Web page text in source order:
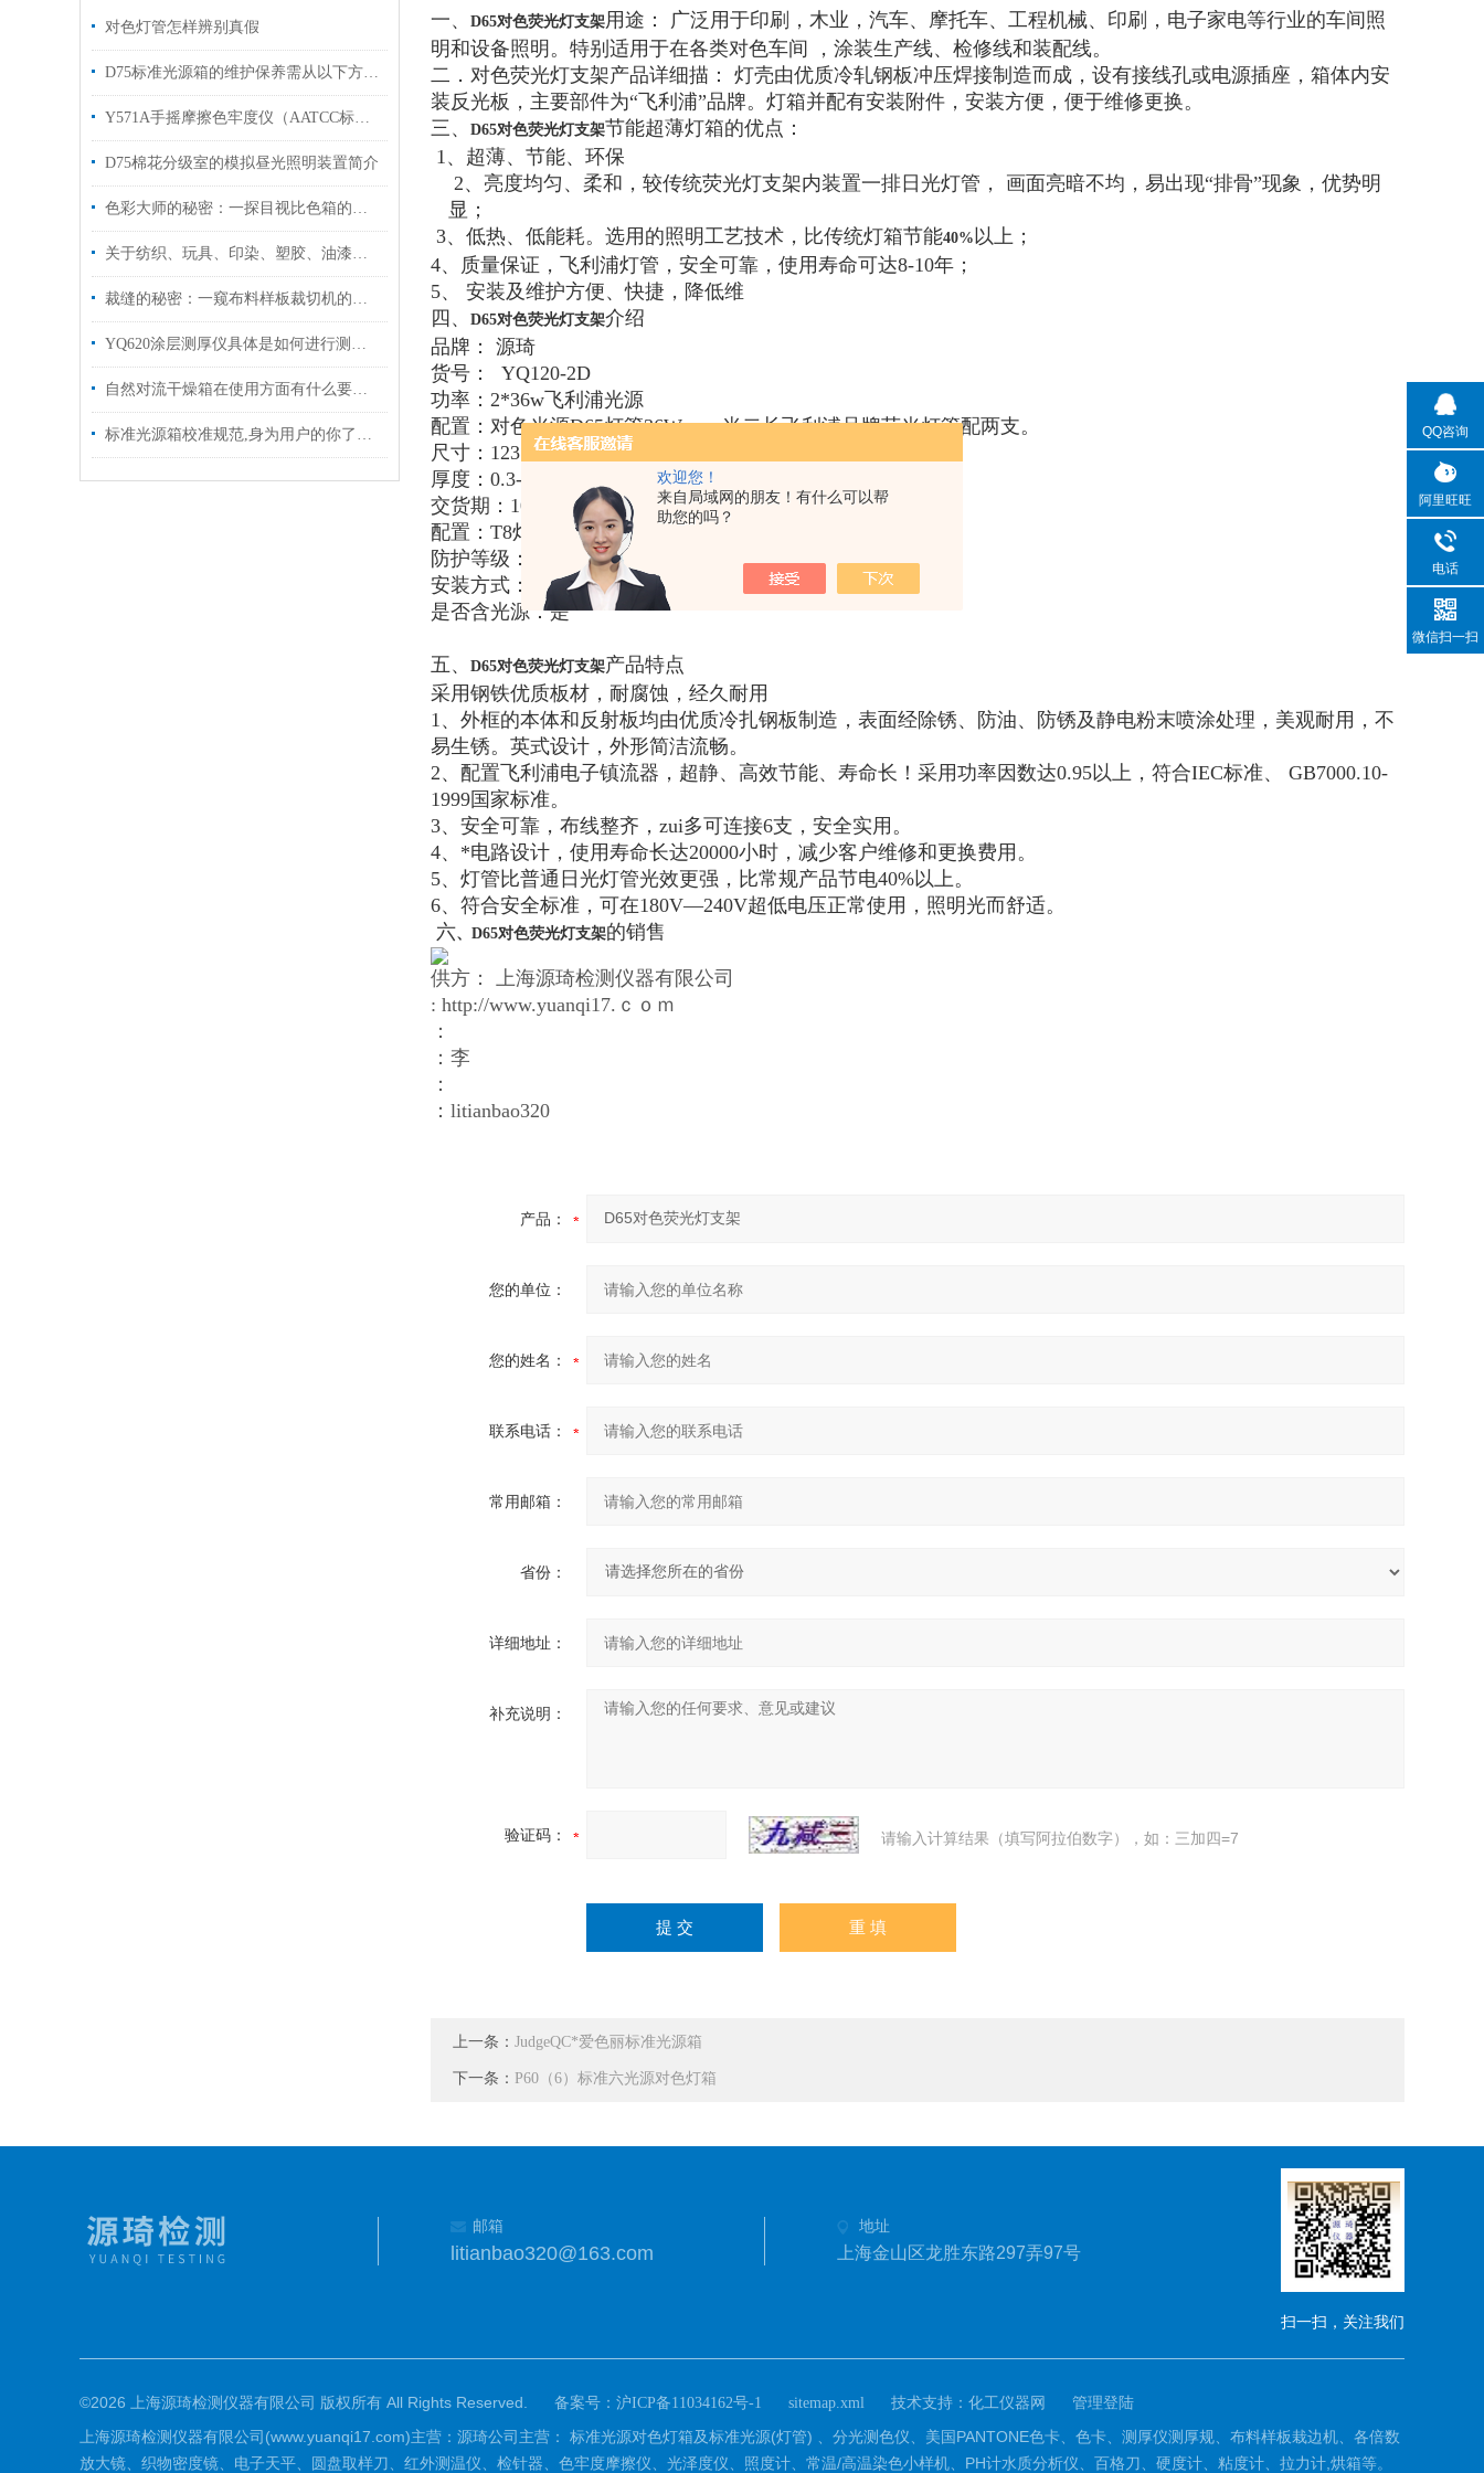
欢迎您！
来自局域网的朋友！有什么可以帮
助您的吗？
对色灯管怎样辨别真假
D75标准光源箱的维护保养需从以下方面入手
Y571A手摇摩擦色牢度仪（AATCC标准）
D75棉花分级室的模拟昼光照明装置简介
色彩大师的秘密：一探目视比色箱的核心功能！
关于纺织、玩具、印染、塑胶、油漆、油墨、印刷、颜料、化工、陶瓷、鞋业、皮革、五金、食品等多行业的颜色检测领域比对货品的颜色偏差请使用标准光源对色灯箱，比色箱，验色灯箱对色光源箱。
裁缝的秘密：一窥布料样板裁切机的精密部件！
YQ620涂层测厚仪具体是如何进行测定的呢？
自然对流干燥箱在使用方面有什么要领呢？
标准光源箱校准规范,身为用户的你了解吗
一、 D65对色荧光灯支架用途：
广泛用于印刷，木业，汽车、摩托车、工程机械、印刷，电子家电等行业的车间照
明和设备照明。特别适用于在各类对色车间
，涂装生产线、检修线和装配线。
二．对色荧光灯支架产品详细描：
灯壳由优质冷轧钢板冲压焊接制造而成，设有接线孔或电源插座，箱体内安
装反光板，主要部件为“ 飞利浦”品牌。灯箱并配有安装附件，安装方便，便于维修更换。
三、
D65对色荧光灯支架节能超薄灯箱的优点：
1、超薄、节能、环保
2、亮度均匀、柔和，较传统荧光灯支架内装置一排日光灯管， 画面亮暗不均，易出现“排骨”现象，优势明
显；
3、低热、低能耗。选用的照明工艺技术，比传统灯箱节能40% 以上；
4、质量保证，飞利浦灯管，安全可靠，使用寿命可达8-10年；
5、
安装及维护方便、快捷，降低维
四、
D65对色荧光灯支架介绍
品牌：
源琦
货号：
YQ120-2D
功率： 2*36w 飞利浦光源
配置：对色光源D65灯管36W，一米二长飞利浦品牌荧光灯管配两支。
尺寸： 123*15*7cm
厚度： 0.3-0.5mm
交货期： 1000 套以内3 天
配置： T8灯座
安装飞利浦电子镇流器
防护等级：
安装方式：吸顶，吊链
是否含光源：是
五、 D65对色荧光灯支架产品特点
采用钢铁优质板材，耐腐蚀，经久耐用
1、外框的本体和反射板均由优质冷扎钢板制造，表面经除锈、防油、防锈及静电粉末喷涂处理，美观耐用，不
易生锈。英式设计，外形简洁流畅。
2、配置飞利浦电子镇流器，超静、高效节能、寿命长！采用功率因数达0.95以上，符合IEC标准、
GB7000.10-
1999国家标准。
3、安全可靠，布线整齐，zui多可连接6支，安全实用。
4、*电路设计，使用寿命长达20000小时，减少客户维修和更换费用。
5、灯管比普通日光灯管光效更强，比常规产品节电40%以上。
6、符合安全标准，可在180V—240V超低电压正常使用，照明光而舒适。
六、 D65对色荧光灯支架的销售
供方： 上海源琦检测仪器有限公司
: http://www.yuanqi17.ｃｏｍ
：
：李
：
：litianbao320
产品：
您的单位：
您的姓名：
联系电话：
常用邮箱：
省份：
详细地址：
补充说明：
验证码： 请输入计算结果（填写阿拉伯数字），如：三加四=7
上一条： JudgeQC*爱色丽标准光源箱
下一条： P60（6）标准六光源对色灯箱
邮箱
litianbao320@163.com
地址
上海金山区龙胜东路297弄97号
扫一扫，关注我们
©2026 上海源琦检测仪器有限公司 版权所有 All Rights Reserved. 备案号： 沪ICP备11034162号-1 sitemap.xml 技术支持： 化工仪器网 管理登陆
上海源琦检测仪器有限公司(www.yuanqi17.com)主营：源琦公司主营： 标准光源对色灯箱及标准光源(灯管) 、分光测色仪、美国PANTONE色卡、色卡、测厚仪测厚规、布料样板栽边机、各倍数
放大镜、织物密度镜、电子天平、圆盘取样刀、红外测温仪、检针器、色牢度摩擦仪、光泽度仪、照度计、常温/高温染色小样机、PH计水质分析仪、百格刀、硬度计、粘度计、拉力计,烘箱等。
QQ咨询
阿里旺旺
电话
微信扫一扫